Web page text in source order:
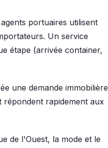
portuaires utilisent
Un service
étape (arrivée container,
une demande immobilière
rapidement aux
de l'Ouest, la mode et le